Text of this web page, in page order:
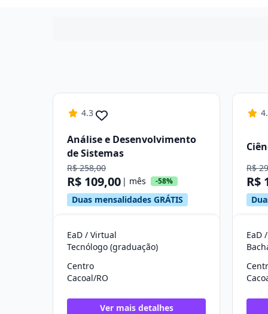
4.3
Análise e Desenvolvimento
de Sistemas
R$ 258,00
R$ 109,00 | mês -58%
Duas mensalidades GRÁTIS
EaD / Virtual
Tecnólogo (graduação)
Centro
Cacoal/RO
Ver mais detalhes
R$
R$
EaD